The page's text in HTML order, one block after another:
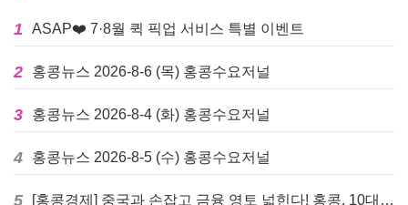
1 ASAP❤️ 7·8월 퀵 픽업 서비스 특별 이벤트
2 홍콩뉴스 2026-8-6 (목) 홍콩수요저널
3 홍콩뉴스 2026-8-4 (화) 홍콩수요저널
4 홍콩뉴스 2026-8-5 (수) 홍콩수요저널
5 [홍콩경제] 중국과 손잡고 금융 영토 넓힌다! 홍콩, 10대 신규 정책 발표